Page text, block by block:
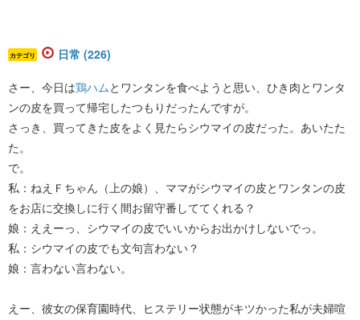
カテゴリ 日常 (226)
さー、今日は鶏ハム とワンタンを食べようと思い、ひき肉とワンタ
ンの皮を買って帰宅したつもりだったんですが。
さっき、買ってきた皮をよく見たらシウマイの皮だった。あいたた
た。
で。
私：ねえＦちゃん（上の娘）、ママがシウマイの皮とワンタンの皮
をお店に交換しに行く間お留守番しててくれる？
娘：ええーっ、シウマイの皮でいいからお出かけしないでっ。
私：シウマイの皮でも文句言わない？
娘：言わない言わない。
えー、彼女の保育園時代、ヒステリー状態がキツかった私が夫婦喧